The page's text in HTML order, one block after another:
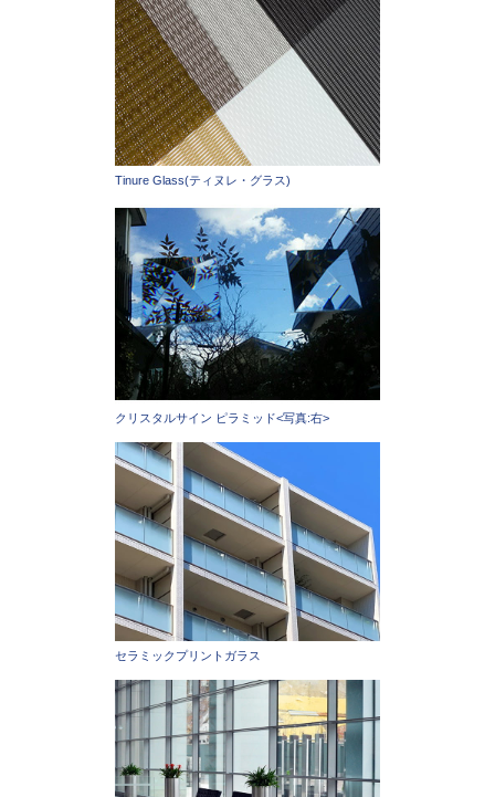
Tinure Glass(ティヌレ・グラス)
クリスタルサイン ピラミッド<写真:右>
セラミックプリントガラス